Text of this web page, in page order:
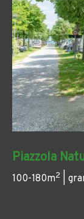
Piazzola
100-180m2 |